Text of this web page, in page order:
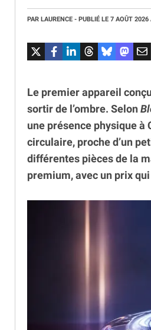
PAR LAURENCE - PUBLIÉ LE 7 AOÛT 2026
Le premier appareil
sortir de l’ombre. Selon
une présence physique à
circulaire, proche d’un
différentes pièces de la
premium, avec un prix